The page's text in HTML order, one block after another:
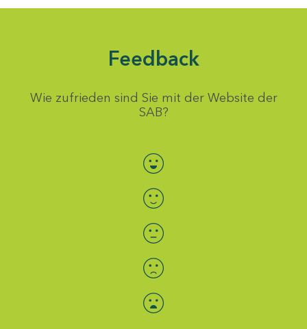
Feedback
Wie zufrieden sind Sie mit der Website der
SAB?
Bewertung auswählen